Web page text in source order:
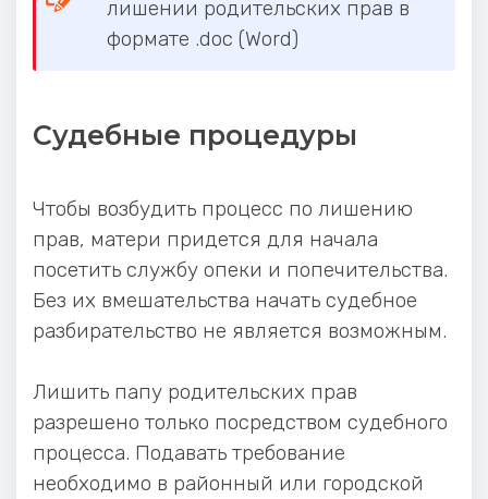
лишении родительских прав в
формате .doc (Word)
Судебные процедуры
Чтобы возбудить процесс по лишению
прав, матери придется для начала
посетить службу опеки и попечительства.
Без их вмешательства начать судебное
разбирательство не является возможным.
Лишить папу родительских прав
разрешено только посредством судебного
процесса. Подавать требование
необходимо в районный или городской